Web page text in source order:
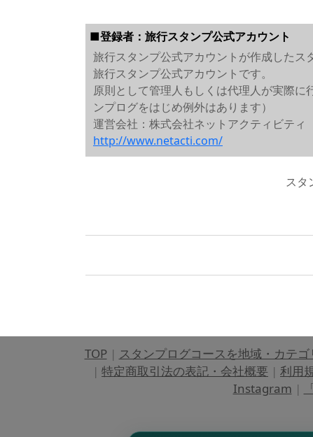
■登録者：旅行スタンプ公式アカウント
旅行スタンプ公式アカウントが作成したス
旅行スタンプ公式アカウントです。
原則として管理人もしくは代理人が実際
ンプログをはじめ例外はあります）
運営会社：株式会社ネットアクティビティ
http://www.netacti.com/
スタ
TOP| スタンプログコースを地域・カテ
| 特定商取引法の表記・会社概要 | 利用
Instagram |